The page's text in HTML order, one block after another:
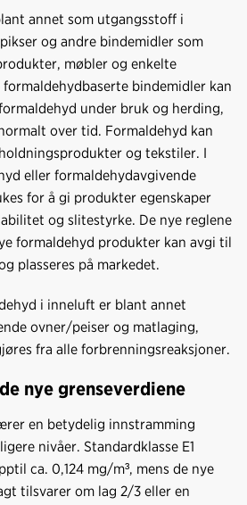
annet som utgangsstoff i
og andre bindemidler som
møbler og enkelte
bindemidler kan
under bruk og herding,
over tid. Formaldehyd kan
og tekstiler. I
eller formaldehydavgivende
for å gi produkter egenskaper
og slitestyrke. De nye reglene
formaldehyd produkter kan avgi til
plasseres på markedet.
i inneluft er blant annet
ovner/peiser og matlaging,
fra alle forbrenningsreaksjoner.
nye grenseverdiene
en betydelig innstramming
nivåer. Standardklasse E1
ca. 0,124 mg/m³, mens de nye
tilsvarer om lag 2/3 eller en